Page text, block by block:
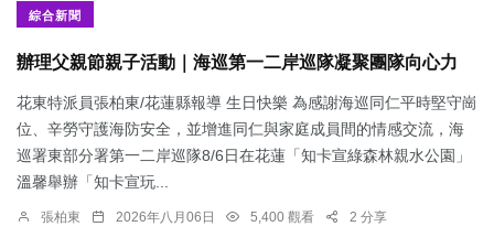
綜合新聞
辦理父親節親子活動｜海巡第一二岸巡隊凝聚團隊向心力
花東特派員張柏東/花蓮縣報導 生日快樂 為感謝海巡同仁平時堅守崗
位、辛勞守護海防安全，並增進同仁與家庭成員間的情感交流，海
巡署東部分署第一二岸巡隊8/6日在花蓮「知卡宣綠森林親水公園」
溫馨舉辦「知卡宣玩...
張柏東 2026年八月06日 5,400 觀看 2 分享